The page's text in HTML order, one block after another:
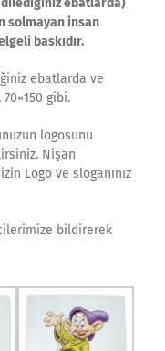
dilediğiniz ebatlarda)
solmayan insan
baskıdır.
ebatlarda ve
gibi.
logosunu
Nişan
Logo ve sloganınız
bildirerek